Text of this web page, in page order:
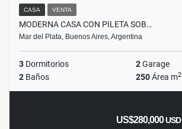
CASA VENTA
MODERNA CASA CON PILETA SOB…
Mar del Plata, Buenos Aires, Argentina
3 Dormitorios 2Garage
2 Baños 250Área m2
US$280,000USD